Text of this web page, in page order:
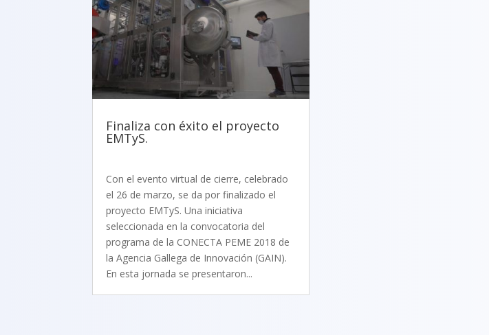
Finaliza con éxito el proyecto
EMTyS.
Con el evento virtual de cierre, celebrado
el 26 de marzo, se da por finalizado el
proyecto EMTyS. Una iniciativa
seleccionada en la convocatoria del
programa de la CONECTA PEME 2018 de
la Agencia Gallega de Innovación (GAIN).
En esta jornada se presentaron...